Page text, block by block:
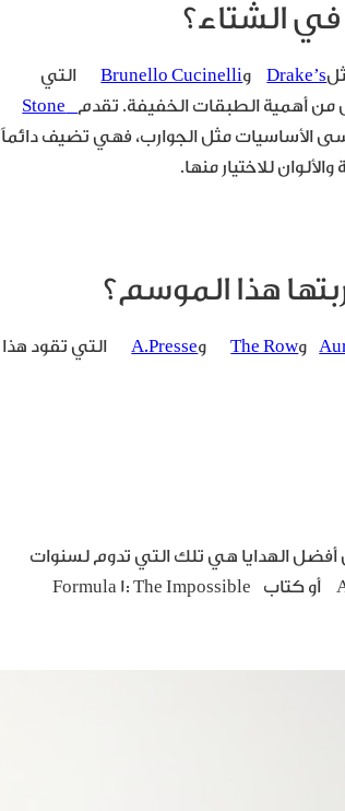
في الشتاء؟
Drake’sوBrunello Cucinelliالتي
من أهمية الطبقات الخفيفة. تقدم
Stone
الأساسيات مثل الجوارب، فهي تضيف دائماً
للاختيار منها.
هذا الموسم؟
وThe RowوA.Presseالتي تقود هذا
أفضل الهدايا هي تلك التي تدوم لسنوات
طويلة، مثل مجسم سيارة Aston Martin DB5 من Amalgam Collection أو كتاب Formula 1: The Impossible